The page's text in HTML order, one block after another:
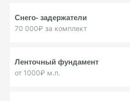
Снего- задержатели
70 000₽ за комплект
Ленточный фундамент
от 1000₽ м.п.